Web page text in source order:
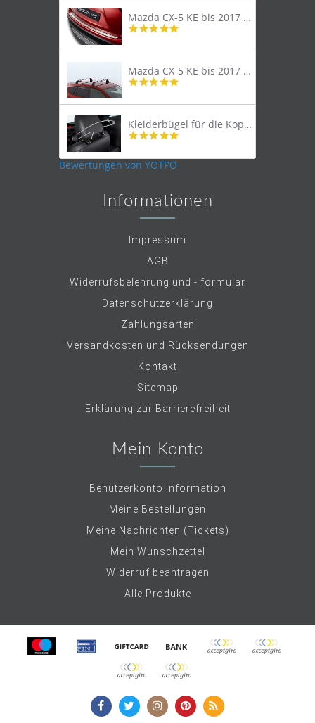
Mazda CX-5 KE bis 2017 Trittschutzleiste Edelstahl original
4.8
rating
Mazda CX-5 KE bis 2017 Lastenträger Dachträger
4.9
rating
Kleiderbügel für die Kopfstütze
4.9
rating
Bewertungen von YOTPO
Informationen
Impressum
AGB
Widerrufsbelehrung und - formular
Datenschutzerklärung
Zahlungsarten
Versandkosten und Rücksendungen
Kontakt
Sitemap
Erklärung zur Barrierefreiheit
Mein Konto
Benutzerkonto Information
Meine Bestellungen
Meine Nachrichten (Tickets)
Mein Wunschzettel
Widerruf beantragen
Alle Produkte